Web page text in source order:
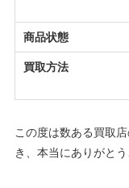
商品状態
買取方法
この度は数ある買取
き、本当にありがとう